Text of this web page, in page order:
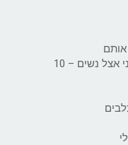
מה אוכלים כדי להגביר את הרצון המיני אצל נשים – 10